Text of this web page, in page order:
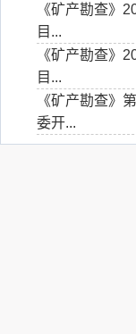
《矿产勘查》
目...
《矿产勘查》
目...
《矿产勘查》
委开...